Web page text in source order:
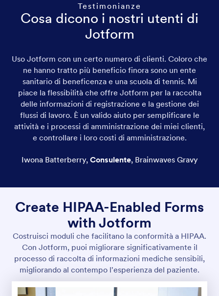
Testimonianze
Cosa dicono i nostri utenti di
Jotform
Uso Jotform con un certo numero di clienti. Coloro che
ne hanno tratto più beneficio finora sono un ente
sanitario di beneficenza e una scuola di tennis. Mi
piace la flessibilità che offre Jotform per la raccolta
delle informazioni di registrazione e la gestione dei
flussi di lavoro. È un valido aiuto per semplificare le
attività e i processi di amministrazione dei miei clienti,
e controllare i loro costi di amministrazione.
Iwona Batterberry, Consulente, Brainwaves Gravy
Create HIPAA-Enabled Forms
with Jotform
Costruisci moduli che facilitano la conformità a HIPAA.
Con Jotform, puoi migliorare significativamente il
processo di raccolta di informazioni mediche sensibili,
migliorando al contempo l'esperienza del paziente.